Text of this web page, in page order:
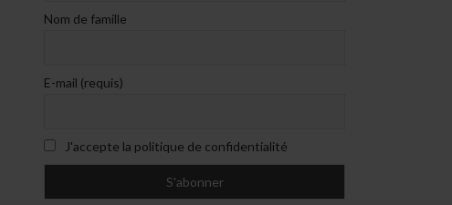
Nom de famille
E-mail (requis)
J'accepte la politique de confidentialité